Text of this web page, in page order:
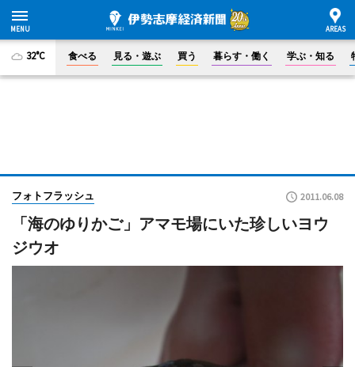
32°C 食べる 見る・遊ぶ 買う 暮らす・働く 学ぶ・知る
フォトフラッシュ 2011.06.08
「海のゆりかご」アマモ場にいた珍しいヨウ
ジウオ